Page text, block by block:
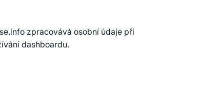
zpracovává osobní údaje při
dashboardu.